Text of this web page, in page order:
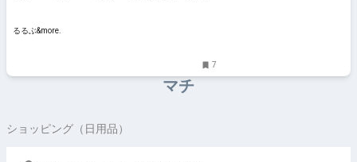
ましょう♪｜るるぶ&more.
るるぶ&more.
7
マチ
ショッピング（日用品）